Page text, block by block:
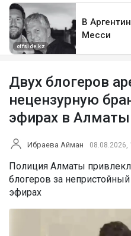
Двух блогеров
нецензурную
эфирах в Алматы
Ибраева Айман 08.08.2026,
Полиция Алматы
блогеров за
эфирах